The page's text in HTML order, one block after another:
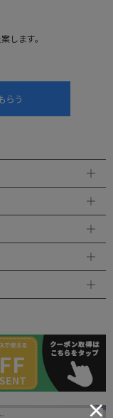
します。